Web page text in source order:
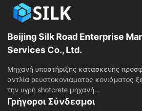
Beijing Silk Road Enterprise
Services Co., Ltd.
Μηχανή υποστήριξης κατασκευής
αντλία ρευστοκονιάματος κονιάματος
την υγρή shotcrete μηχανή...
Γρήγοροι Σύνδεσμοι